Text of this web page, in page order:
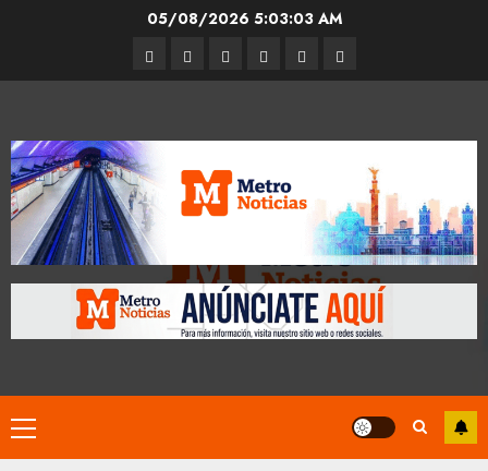
05/08/2026 5:03:04 AM
Entrevistas
Espectáculos
Movilidad
Metro
CDMX
CulturaOpinión
Primary
Menu